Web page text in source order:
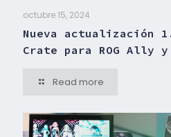
octubre 15, 2024
Nueva actualización
Crate para ROG Ally y
Read more